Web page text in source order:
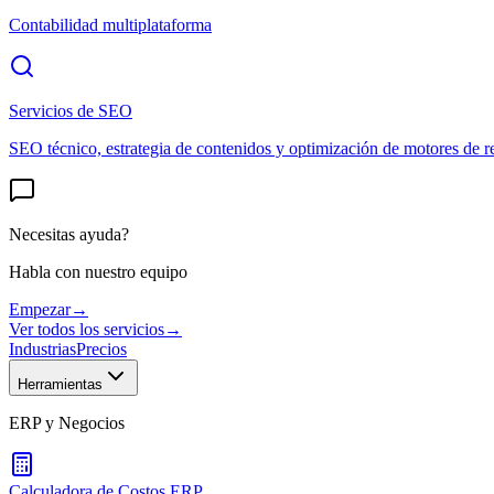
Contabilidad multiplataforma
Servicios de SEO
SEO técnico, estrategia de contenidos y optimización de motores de
Necesitas ayuda?
Habla con nuestro equipo
Empezar→
Ver todos los servicios→
IndustriasPrecios
Herramientas
ERP y Negocios